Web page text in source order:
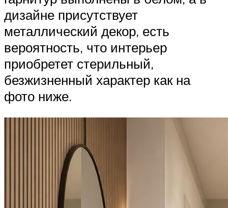
дизайне присутствует
металлический декор, есть
вероятность, что интерьер
приобретет стерильный,
безжизненный характер как на
фото ниже.